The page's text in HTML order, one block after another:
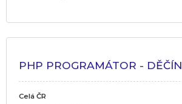
PHP PROGRAMÁTOR - DĚČÍN
Celá ČR